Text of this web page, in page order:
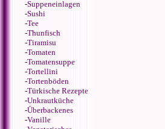
-Suppeneinlagen
-Sushi
-Tee
-Thunfisch
-Tiramisu
-Tomaten
-Tomatensuppe
-Tortellini
-Tortenböden
-Türkische Rezepte
-Unkrautküche
-Überbackenes
-Vanille